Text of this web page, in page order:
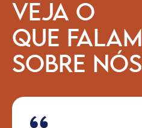
VEJA O
QUE FALAM
SOBRE NÓS